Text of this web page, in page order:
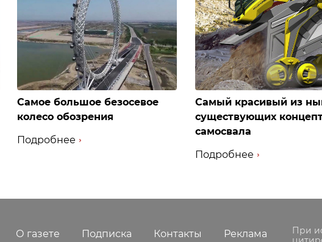
Самое большое безосевое
колесо обозрения
Подробнее
Самый красивый из
существующих
самосвала
Подробнее
О газете Подписка Контакты Реклама
При